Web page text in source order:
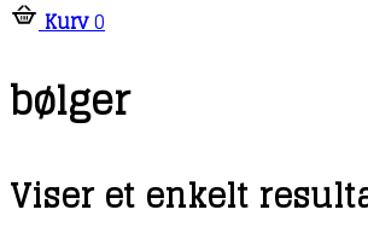
Kurv0
bølger
Viser et enkelt